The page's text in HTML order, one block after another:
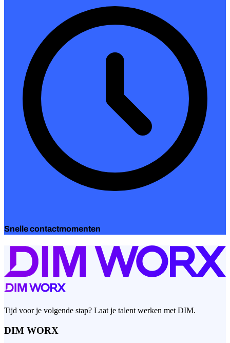
Snelle contactmomenten
Tijd voor je volgende stap? Laat je talent werken met DIM.
DIM WORX